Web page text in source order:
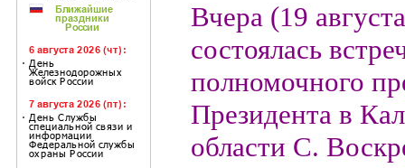
Вчера (19
состоялась
полномочного
Президента в
области С.